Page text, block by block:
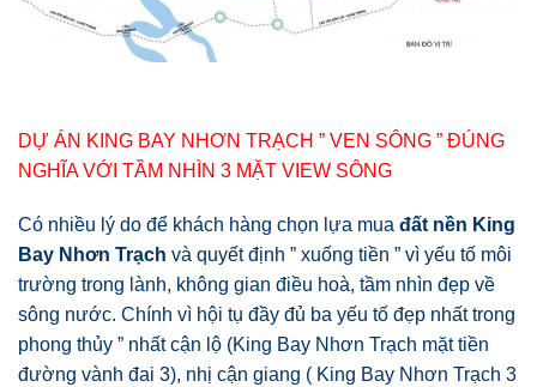
DỰ ÁN KING BAY NHƠN TRẠCH ” VEN SÔNG ” ĐÚNG
NGHĨA VỚI TẦM NHÌN 3 MẶT VIEW SÔNG
Có nhiều lý do để khách hàng chọn lựa mua đất nền King
Bay Nhơn Trạch và quyết định ” xuống tiền ” vì yếu tố môi
trường trong lành, không gian điều hoà, tầm nhìn đẹp về
sông nước. Chính vì hội tụ đầy đủ ba yếu tố đẹp nhất trong
phong thủy ” nhất cận lộ (King Bay Nhơn Trạch mặt tiền
đường vành đai 3), nhị cận giang ( King Bay Nhơn Trạch 3